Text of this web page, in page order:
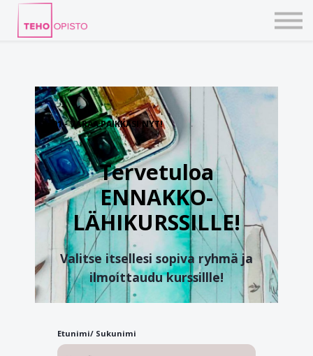
KIRJAUDU TEHOVERKKOON
01 - VARAA PAIKKASI NYT!
Tervetuloa
ENNAKKO-
LÄHIKURSSILLE!
Valitse itsellesi sopiva ryhmä ja
ilmoittaudu kurssillle!
Etunimi/ Sukunimi